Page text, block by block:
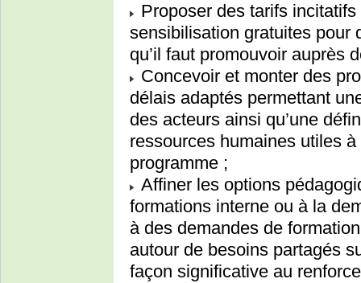
Proposer des tarifs
sensibilisation gratuites pour
qu’il faut promouvoir auprès
Concevoir et monter des
délais adaptés permettant
des acteurs ainsi qu’une
ressources humaines utiles
programme ;
Affiner les options
formations interne ou à la
à des demandes de
autour de besoins partagés
façon significative au